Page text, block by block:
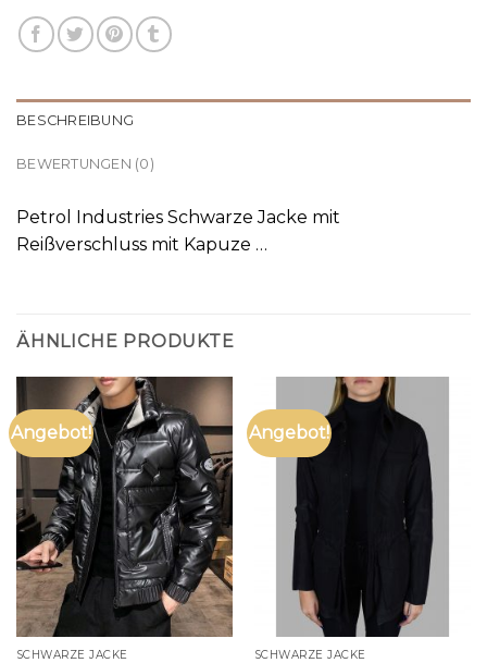
BESCHREIBUNG
BEWERTUNGEN (0)
Petrol Industries Schwarze Jacke mit
Reißverschluss mit Kapuze …
ÄHNLICHE PRODUKTE
Angebot!
SCHWARZE JACKE
Angebot!
SCHWARZE JACKE